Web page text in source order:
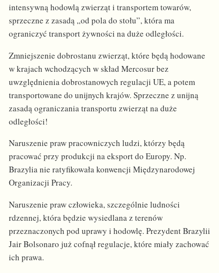
intensywną hodowlą zwierząt i transportem towarów,
sprzeczne z zasadą „od pola do stołu”, która ma
ograniczyć transport żywności na duże odległości.
Zmniejszenie dobrostanu zwierząt, które będą hodowane
w krajach wchodzących w skład Mercosur bez
uwzględnienia dobrostanowych regulacji UE, a potem
transportowane do unijnych krajów. Sprzeczne z unijną
zasadą ograniczania transportu zwierząt na duże
odległości!
Naruszenie praw pracowniczych ludzi, którzy będą
pracować przy produkcji na eksport do Europy. Np.
Brazylia nie ratyfikowała konwencji Międzynarodowej
Organizacji Pracy.
Naruszenie praw człowieka, szczególnie ludności
rdzennej, która będzie wysiedlana z terenów
przeznaczonych pod uprawy i hodowlę. Prezydent Brazylii
Jair Bolsonaro już cofnął regulacje, które miały zachować
ich prawa.